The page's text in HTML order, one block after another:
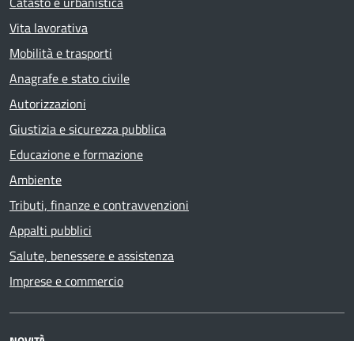
Vita lavorativa
Mobilità e trasporti
Anagrafe e stato civile
Autorizzazioni
Giustizia e sicurezza pubblica
Educazione e formazione
Ambiente
Tributi, finanze e contravvenzioni
Appalti pubblici
Salute, benessere e assistenza
Imprese e commercio